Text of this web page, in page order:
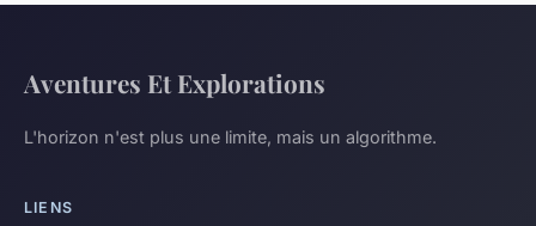
Aventures Et Explorations
L'horizon n'est plus une limite, mais un algorithme.
LIENS